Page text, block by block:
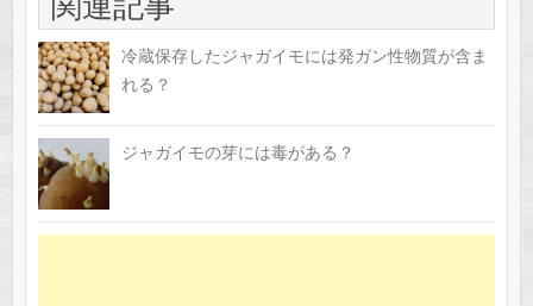
冷蔵保存したジャガイモには発ガン性物質が含ま
れる？
ジャガイモの芽には毒がある？